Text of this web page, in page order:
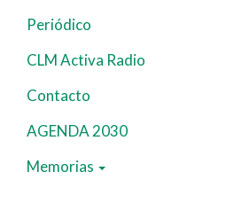
Periódico
CLM Activa Radio
Contacto
AGENDA 2030
Memorias